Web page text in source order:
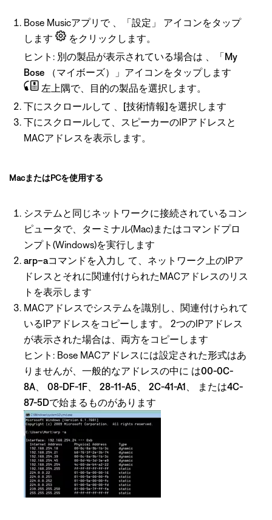
Bose Musicアプリで 、「設定」
アイコンをタップ
します
をクリックします。
ヒント: 別の製品が表示されている場合は
、「My
Bose （マイボーズ）」アイコンをタップします
左上隅で、目的の製品を選択します。
下にスクロールして
、[技術情報]を選択します
下にスクロールして、スピーカーのIPアドレスと
MACアドレスを表示します。
MacまたはPCを使用する
システムと同じネットワークに接続されているコン
ピュータで、ターミナル(Mac)またはコマンドプロ
ンプト(Windows)を実行します
arp–aコマンドを入力し て、ネットワーク上のIPア
ドレスとそれに関連付けられたMACアドレスのリス
トを表示します
MACアドレスでシステムを識別し、関連付けられて
いるIPアドレスをコピーします。 2つのIPアドレス
が表示された場合は、両方をコピーします
ヒント: Bose MACアドレスには設定された形式はあ
りませんが、一般的なアドレスの中に は00-0C-
8A
08-DF-1F 28-11-A5 2C-41-A1
または4C-
87-5Dで始まるものがあります